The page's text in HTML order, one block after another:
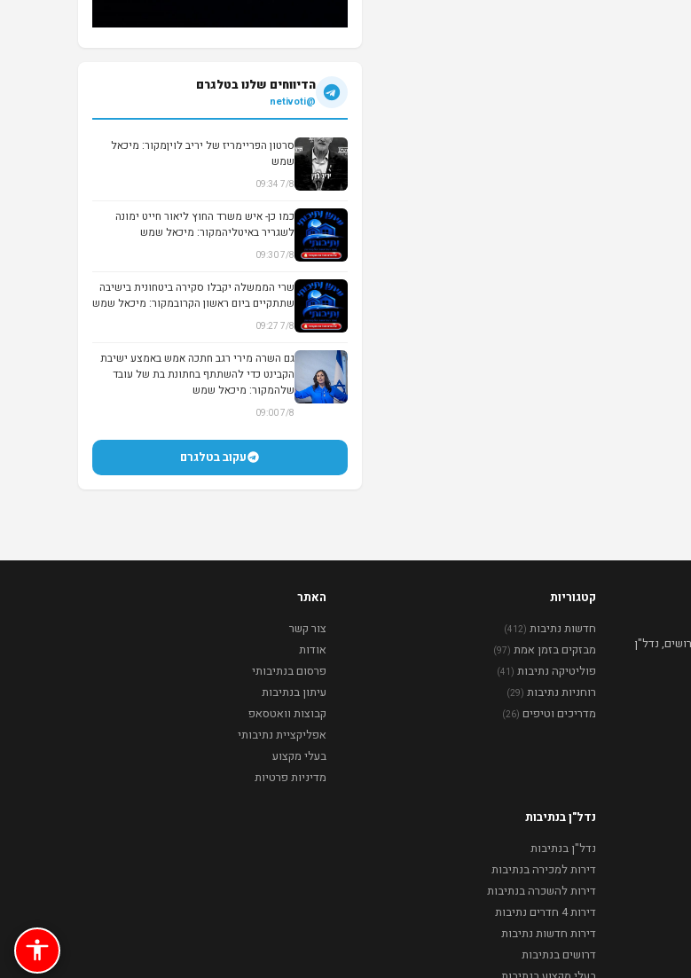
הדיווחים שלנו בטלגרם
@netivoti
סרטון הפריימריז של יריב לויןמקור: מיכאל
שמש
7/8 09:34
כמו כן- איש משרד החוץ ליאור חייט ימונה
לשגריר באיטליהמקור: מיכאל שמש
7/8 09:30
שרי הממשלה יקבלו סקירה ביטחונית בישיבה
שתתקיים ביום ראשון הקרובמקור: מיכאל שמש
7/8 09:27
גם השרה מירי רגב חתכה אמש באמצע ישיבת
הקבינט כדי להשתתף בחתונת בת של עובד
שלהמקור: מיכאל שמש
7/8 09:00
עקוב בטלגרם
נדל"ן
קטגוריות
חדשות נתיבות (412)
מבזקים בזמן אמת (97)
פוליטיקה נתיבות (41)
רוחניות נתיבות (29)
מדריכים וטיפים (26)
האתר
צור קשר
אודות
פרסום בנתיבותי
עיתון בנתיבות
קבוצות וואטסאפ
אפליקציית נתיבותי
בעלי מקצוע
מדיניות פרטיות
נדל"ן בנתיבות
נדל"ן בנתיבות
דירות למכירה בנתיבות
דירות להשכרה בנתיבות
דירות 4 חדרים נתיבות
דירות חדשות נתיבות
דרושים בנתיבות